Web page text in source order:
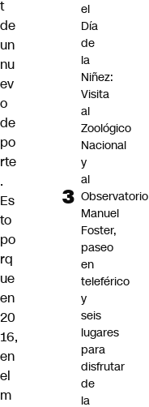
t
de
un
nu
ev
o
de
po
rte
.
Es
to
po
rq
ue
en
20
16,
en
el
m
el
Día
de
la
Niñez:
Visita
al
Zoológico
Nacional
y
al
Observatorio
Manuel
Foster,
paseo
en
teleférico
y
seis
lugares
para
disfrutar
de
la